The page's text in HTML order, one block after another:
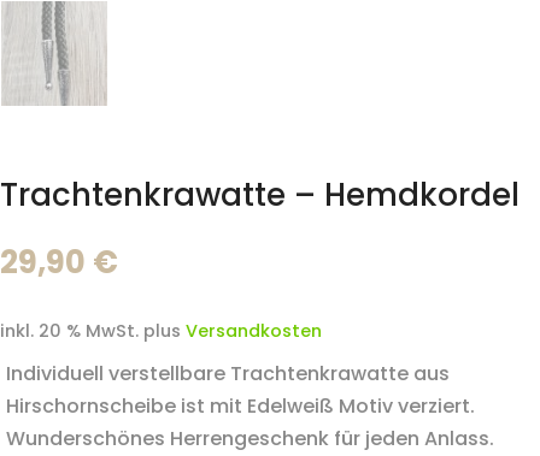
Trachtenkrawatte – Hemdkordel
29,90 €
inkl. 20 % MwSt. plus Versandkosten
Individuell verstellbare Trachtenkrawatte aus
Hirschornscheibe ist mit Edelweiß Motiv verziert.
Wunderschönes Herrengeschenk für jeden Anlass.